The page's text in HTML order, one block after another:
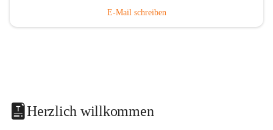
E-Mail schreiben
Herzlich willkommen